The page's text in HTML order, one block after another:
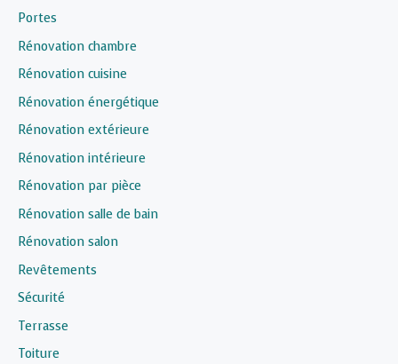
Portes
Rénovation chambre
Rénovation cuisine
Rénovation énergétique
Rénovation extérieure
Rénovation intérieure
Rénovation par pièce
Rénovation salle de bain
Rénovation salon
Revêtements
Sécurité
Terrasse
Toiture